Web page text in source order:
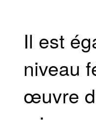
Il est
niveau
œuvre